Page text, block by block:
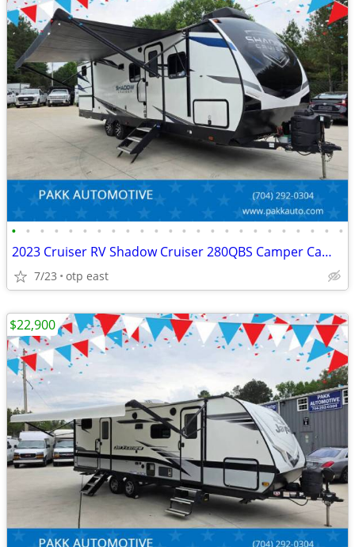
• • • • • • • • • • • • • • • • • • • • • • • •
2023 Cruiser RV Shadow Cruiser 280QBS Camper Camping Travel Trailer
7/23 otp east
$22,900